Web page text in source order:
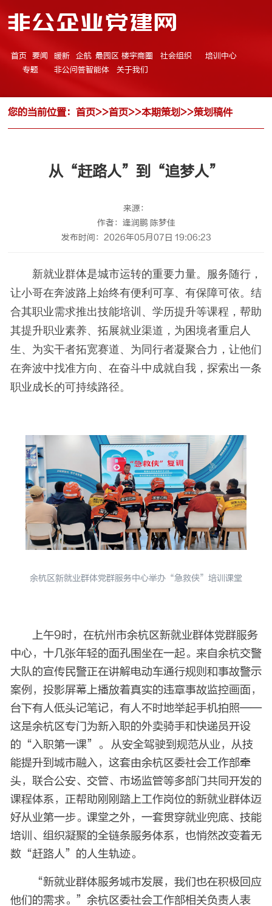
非公企业党建网
首页 要闻 暖新 企航 最园区 楼宇商圈 社会组织
培训中心
专题
非公问答智能体 关于我们
您的当前位置： 首页>>首页>>本期策划>>策划稿件
从“赶路人”到“追梦人”
来源：
作者：逄润鹏 陈梦佳
发布时间：2026年05月07日 19:06:23
新就业群体是城市运转的重要力量。服务随行，
让小哥在奔波路上始终有便利可享、有保障可依。结
合其职业需求推出技能培训、学历提升等课程，帮助
其提升职业素养、拓展就业渠道，为困境者重启人
生、为实干者拓宽赛道、为同行者凝聚合力，让他们
在奔波中找准方向、在奋斗中成就自我，探索出一条
职业成长的可持续路径。
余杭区新就业群体党群服务中心举办“急救侠”培训课堂
上午9时，在杭州市余杭区新就业群体党群服务
中心，十几张年轻的面孔围坐在一起。来自余杭交警
大队的宣传民警正在讲解电动车通行规则和事故警示
案例，投影屏幕上播放着真实的违章事故监控画面，
台下有人低头记笔记，有人不时地举起手机拍照——
这是余杭区专门为新入职的外卖骑手和快递员开设
的“入职第一课”。 从安全驾驶到规范从业，从技
能提升到城市融入，这套由余杭区委社会工作部牵
头，联合公安、交管、市场监管等多部门共同开发的
课程体系，正帮助刚刚踏上工作岗位的新就业群体迈
好从业第一步。课堂之外，一套贯穿就业兜底、技能
培训、组织凝聚的全链条服务体系，也悄然改变着无
数“赶路人”的人生轨迹。
“新就业群体服务城市发展，我们也在积极回应
他们的需求。”余杭区委社会工作部相关负责人表